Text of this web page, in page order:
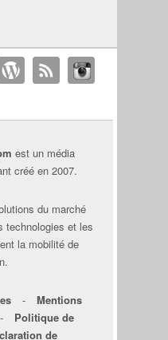
est un média
créé en 2007.
du marché
technologies et les
la mobilité de
-
Mentions
-
Politique de
de